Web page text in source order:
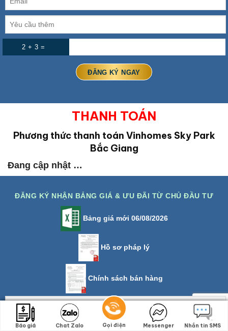
2 + 3 =
THANH TOÁN
Phương thức thanh toán Vinhomes Sky Park
Bắc Giang
Đang cập nhật …
ĐĂNG KÝ NHẬN BẢNG GIÁ & ƯU ĐÃI TỪ CHỦ ĐẦU TƯ
Bảng giá mới 06/08/2026
Hồ sơ pháp lý
Chính sách bán hàng
Báo giá Chat Zalo Gọi điện Messenger Nhắn tin SMS
Báo giá Chat Zalo Gọi điện Messenger Nhắn tin SMS